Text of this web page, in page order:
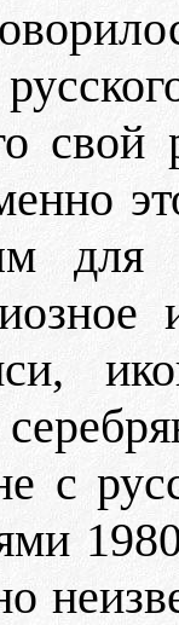
свой
для
с